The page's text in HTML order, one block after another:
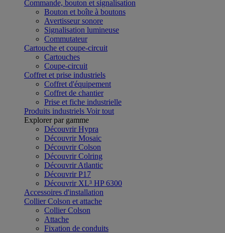
Commande, bouton et signalisation
Bouton et boîte à boutons
Avertisseur sonore
Signalisation lumineuse
Commutateur
Cartouche et coupe-circuit
Cartouches
Coupe-circuit
Coffret et prise industriels
Coffret d'équipement
Coffret de chantier
Prise et fiche industrielle
Produits industriels Voir tout
Explorer par gamme
Découvrir Hypra
Découvrir Mosaic
Découvrir Colson
Découvrir Colring
Découvrir Atlantic
Découvrir P17
Découvrir XL³ HP 6300
Accessoires d'installation
Collier Colson et attache
Collier Colson
Attache
Fixation de conduits